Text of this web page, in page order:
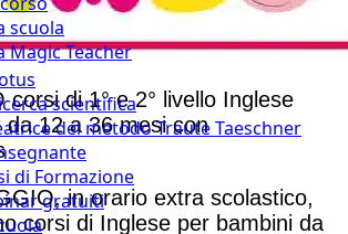
scuola
Magic Teacher
scientifica
del metodo Traute Taeschner
di Formazione
gratuiti
corsi di 1° e 2° livello Inglese
da 12 a 36 mesi con
in orario extra scolastico,
corsi di Inglese per bambini da